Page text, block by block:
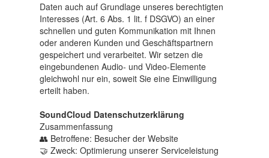
Daten auch auf Grundlage unseres berechtigten
Interesses (Art. 6 Abs. 1 lit. f DSGVO) an einer
schnellen und guten Kommunikation mit Ihnen
oder anderen Kunden und Geschäftspartnern
gespeichert und verarbeitet. Wir setzen die
eingebundenen Audio- und Video-Elemente
gleichwohl nur ein, soweit Sie eine Einwilligung
erteilt haben.
SoundCloud Datenschutzerklärung
Zusammenfassung
👥 Betroffene: Besucher der Website
🤝 Zweck: Optimierung unserer Serviceleistung